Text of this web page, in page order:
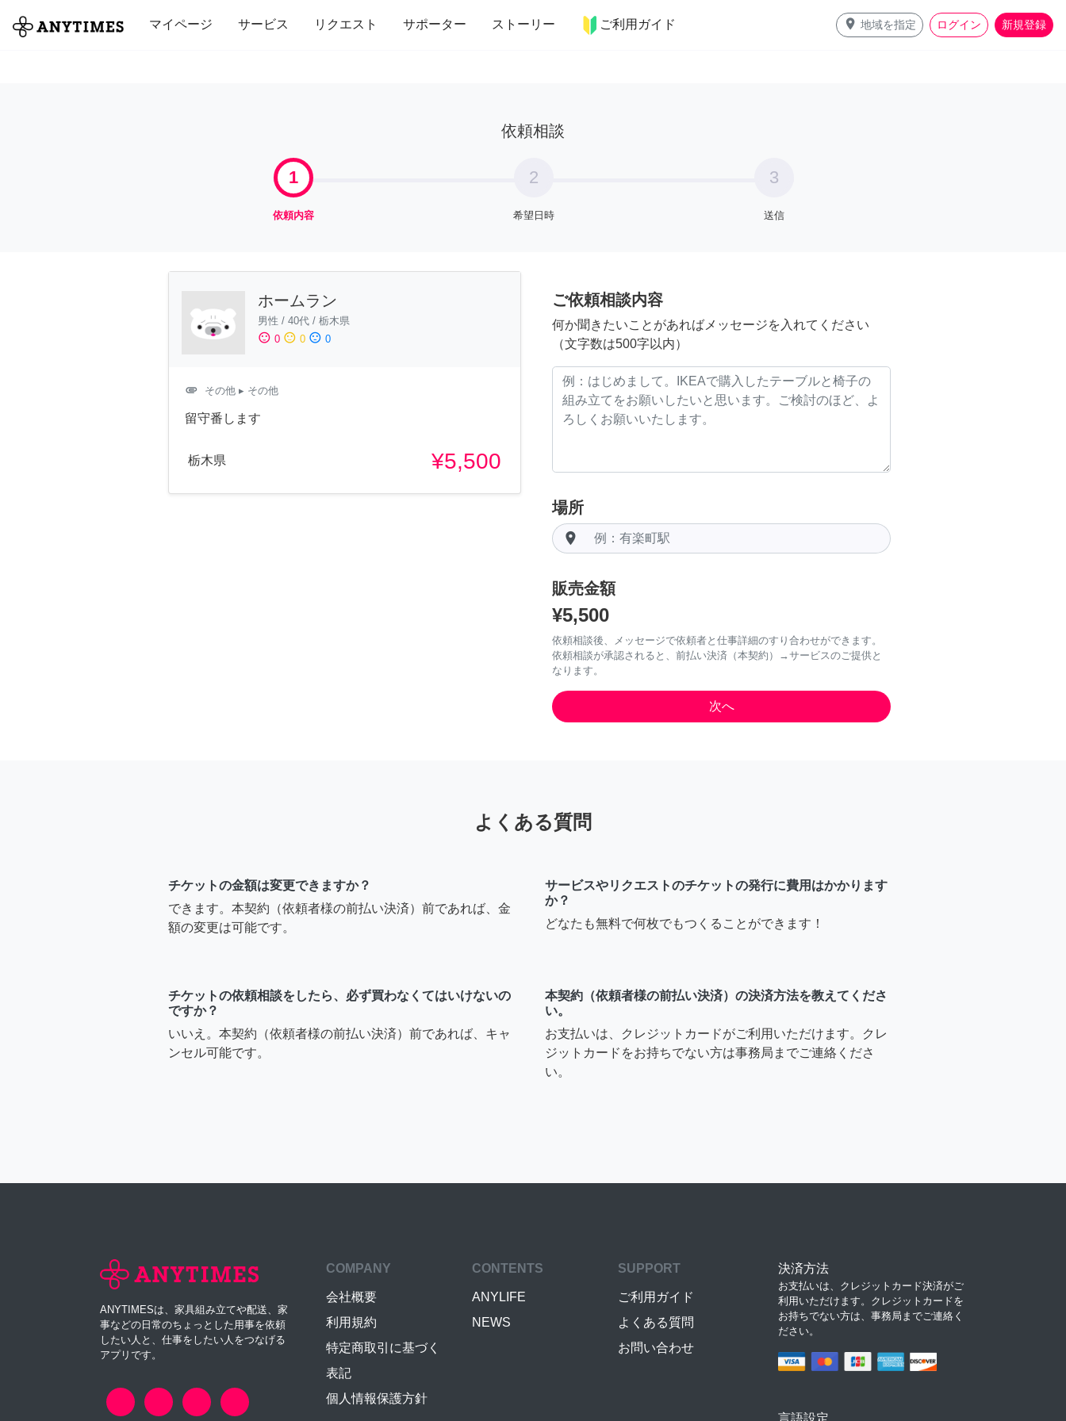
マイページ サービス リクエスト サポーター ストーリー ご利用ガイド place 地域を指定 ログイン 新規登録
全て 修理・組立 家事 引っ越し インテリア 趣味・習い事 ペット 料理
依頼相談
1
依頼内容
2
希望日時
3
送信
ホームラン
男性 / 40代 / 栃木県
sentiment_satisfied 0 sentiment_neutral 0 sentiment_dissatisfied 0
attachment その他 ▸ その他
留守番します
栃木県 ¥5,500
ご依頼相談内容
何か聞きたいことがあればメッセージを入れてください
（文字数は500字以内）
場所
room
販売金額
¥5,500
依頼相談後、メッセージで依頼者と仕事詳細のすり合わせができます。
依頼相談が承認されると、前払い決済（本契約）→サービスのご提供と
なります。
よくある質問
チケットの金額は変更できますか？
できます。本契約（依頼者様の前払い決済）前であれば、金
額の変更は可能です。
サービスやリクエストのチケットの発行に費用はかかります
か？
どなたも無料で何枚でもつくることができます！
チケットの依頼相談をしたら、必ず買わなくてはいけないの
ですか？
いいえ。本契約（依頼者様の前払い決済）前であれば、キャ
ンセル可能です。
本契約（依頼者様の前払い決済）の決済方法を教えてくださ
い。
お支払いは、クレジットカードがご利用いただけます。クレ
ジットカードをお持ちでない方は事務局までご連絡くださ
い。
ANYTIMESは、家具組み立てや配送、家
事などの日常のちょっとした用事を依頼
したい人と、仕事をしたい人をつなげる
アプリです。
COMPANY
会社概要
利用規約
特定商取引に基づく
表記
個人情報保護方針
CONTENTS
ANYLIFE
NEWS
SUPPORT
ご利用ガイド
よくある質問
お問い合わせ
決済方法
お支払いは、クレジットカード決済がご
利用いただけます。クレジットカードを
お持ちでない方は、事務局までご連絡く
ださい。
言語設定